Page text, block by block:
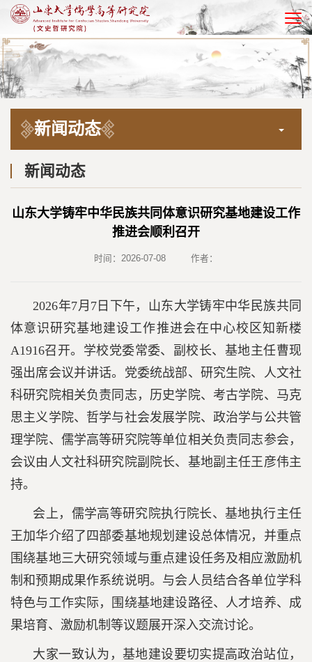
EN
新闻动态
新闻动态
山东大学铸牢中华民族共同体意识研究基地建设工作
推进会顺利召开
时间：2026-07-08 作者：
2026年7月7日下午，山东大学铸牢中华民族共同
体意识研究基地建设工作推进会在中心校区知新楼
A1916召开。学校党委常委、副校长、基地主任曹现
强出席会议并讲话。党委统战部、研究生院、人文社
科研究院相关负责同志，历史学院、考古学院、马克
思主义学院、哲学与社会发展学院、政治学与公共管
理学院、儒学高等研究院等单位相关负责同志参会，
会议由人文社科研究院副院长、基地副主任王彦伟主
持。
会上，儒学高等研究院执行院长、基地执行主任
王加华介绍了四部委基地规划建设总体情况，并重点
围绕基地三大研究领域与重点建设任务及相应激励机
制和预期成果作系统说明。与会人员结合各单位学科
特色与工作实际，围绕基地建设路径、人才培养、成
果培育、激励机制等议题展开深入交流讨论。
大家一致认为，基地建设要切实提高政治站位，